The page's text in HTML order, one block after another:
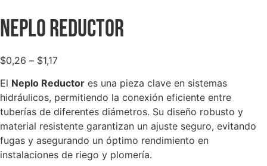
Neplo Reductor
$0,26 – $1,17
El Neplo Reductor es una pieza clave en sistemas
hidráulicos, permitiendo la conexión eficiente entre
tuberías de diferentes diámetros. Su diseño robusto y
material resistente garantizan un ajuste seguro, evitando
fugas y asegurando un óptimo rendimiento en
instalaciones de riego y plomería.